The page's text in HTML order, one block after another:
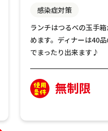
感染症対策
ランチはつるべの玉手
めます。ディナーは40
でまったり出来ます♪
無制限